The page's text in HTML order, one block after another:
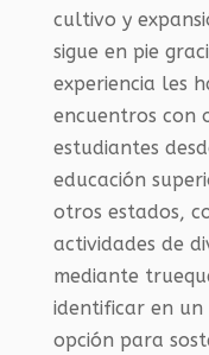
cultivo y
sigue en pie
experiencia les
encuentros con
estudiantes
educación
otros estados,
actividades de
mediante
identificar en un
opción para